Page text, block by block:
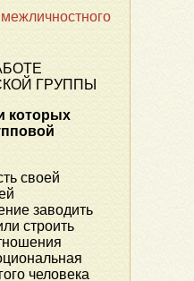
ГРУППЫ
которых
своей
заводить
строить
человека